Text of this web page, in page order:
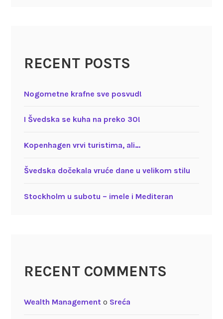
RECENT POSTS
Nogometne krafne sve posvud!
I Švedska se kuha na preko 30!
Kopenhagen vrvi turistima, ali…
Švedska dočekala vruće dane u velikom stilu
Stockholm u subotu – imele i Mediteran
RECENT COMMENTS
Wealth Managemento Sreća